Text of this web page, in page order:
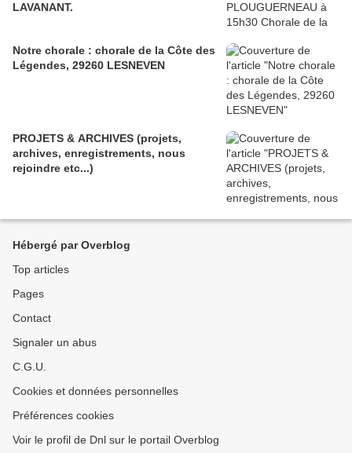
LAVANANT.
Notre chorale : chorale de la Côte des
Légendes, 29260 LESNEVEN
PROJETS & ARCHIVES (projets,
archives, enregistrements, nous
rejoindre etc...)
Hébergé par Overblog
Top articles
Pages
Contact
Signaler un abus
C.G.U.
Cookies et données personnelles
Préférences cookies
Voir le profil de Dnl sur le portail Overblog